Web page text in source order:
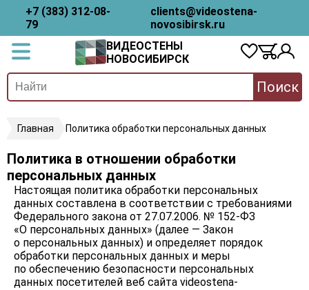
+7 (383) 312-08-
79
clients@videostena-
novosibirsk.ru
ВИДЕОСТЕНЫ
НОВОСИБИРСК
Поиск
Главная Политика обработки персональных данных
Политика в отношении обработки
персональных данных
Настоящая политика обработки персональных
данных составлена в соответствии с требованиями
Федерального закона от 27.07.2006. № 152-ФЗ
«О персональных данных» (далее — Закон
о персональных данных) и определяет порядок
обработки персональных данных и меры
по обеспечению безопасности персональных
данных посетителей веб сайта videostena-